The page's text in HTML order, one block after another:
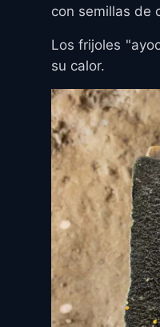
con semillas de
Los frijoles
su calor.